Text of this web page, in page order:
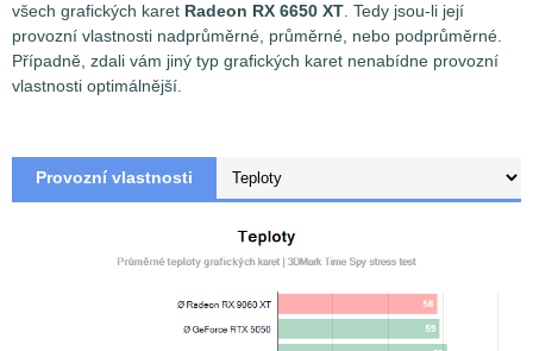
všech grafických karet Radeon RX 6650 XT. Tedy jsou-li její
provozní vlastnosti nadprůměrné, průměrné, nebo podprůměrné.
Případně, zdali vám jiný typ grafických karet nenabídne provozní
vlastnosti optimálnější.
Provozní vlastnosti